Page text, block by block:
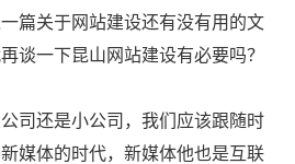
篇关于网站建设还有没有用的文
谈一下昆山网站建设有必要吗？
司还是小公司，我们应该跟随时
媒体的时代，新媒体他也是互联